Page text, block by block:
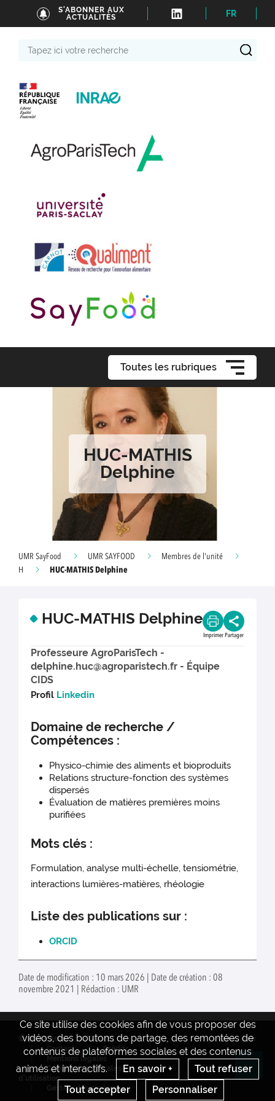
S'ABONNER AUX
ACTUALITÉS
FR
Toutes les rubriques
HUC-MATHIS
Delphine
UMR SayFood UMR SAYFOOD
Membres de l'unité
H
HUC-MATHIS Delphine
HUC-MATHIS Delphine
Imprimer Partager
Professeure AgroParisTech -
delphine.huc@agroparistech.fr - Équipe
CIDS
Profil Linkedin
Domaine de recherche /
Compétences :
Physico-chimie des aliments et bioproduits
Relations structure-fonction des systèmes
dispersés
Évaluation de matières premières moins
purifiées
Mots clés :
Formulation, analyse multi-échelle, tensiométrie,
interactions lumières-matières, rhéologie
Liste des publications sur :
ORCID
Date de modification : 10 mars 2026 | Date de création : 08
novembre 2021 | Rédaction : UMR
Ce site utilise des cookies afin de vous proposer des
vidéos, des boutons de partage, des remontées de
contenus de plateformes sociales et des contenus
animés et interactifs.
En savoir +
Tout refuser
Tout accepter
Personnaliser
© INRAE 2022
INTRANET
Contact
Crédits
Mentions legales
Conditions générales
d'utilisation
Gestion des cookies
www.inrae.fr